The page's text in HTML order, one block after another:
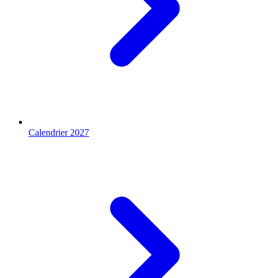
Calendrier 2027